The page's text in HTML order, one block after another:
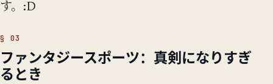
す。:D
ファンタジースポーツ：真剣になりすぎ
るとき